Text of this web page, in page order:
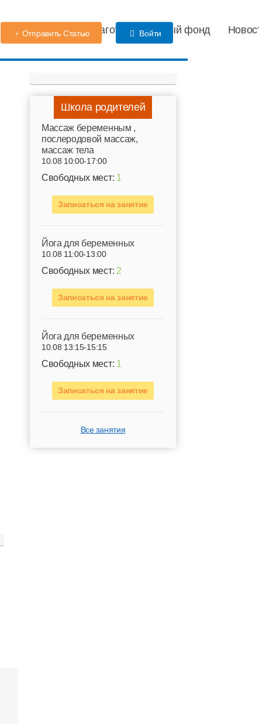
Детский сад Благотворительный фонд
Отправить Статью Войти
Школа родителей
Mассаж беременным ,
послеродовой массаж,
массаж тела
10.08 10:00-17:00
Свободных мест: 1
Записаться на занятие
Йога для беременных
10.08 11:00-13:00
Свободных мест: 2
Записаться на занятие
Йога для беременных
10.08 13:15-15:15
Свободных мест: 1
Записаться на занятие
Все занятия